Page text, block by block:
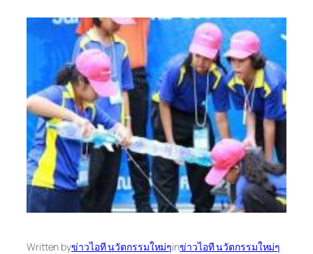
Written byข่าวไอที นวัตกรรมใหม่ๆinข่าวไอที นวัตกรรมใหม่ๆ